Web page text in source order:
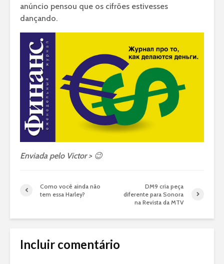
anúncio pensou que os cifrões estivesses
dançando.
Enviada pelo Victor > 😉
Como você ainda não
tem essa Harley?
DM9 cria peça
diferente para Sonora
na Revista da MTV
Incluir comentário